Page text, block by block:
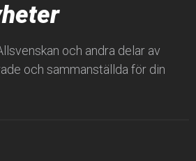
och andra delar av
och sammanställda för din